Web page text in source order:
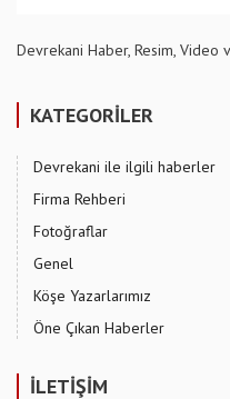
Devrekani Haber, Resim, Video
KATEGORİLER
Devrekani ile ilgili haberler
Firma Rehberi
Fotoğraflar
Genel
Köşe Yazarlarımız
Öne Çıkan Haberler
İLETİŞİM